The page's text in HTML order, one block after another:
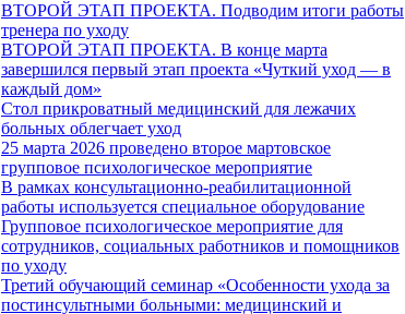
ВТОРОЙ ЭТАП ПРОЕКТА. Подводим итоги работы
тренера по уходу
ВТОРОЙ ЭТАП ПРОЕКТА. В конце марта
завершился первый этап проекта «Чуткий уход — в
каждый дом»
Стол прикроватный медицинский для лежачих
больных облегчает уход
25 марта 2026 проведено второе мартовское
групповое психологическое мероприятие
В рамках консультационно-реабилитационной
работы используется специальное оборудование
Групповое психологическое мероприятие для
сотрудников, социальных работников и помощников
по уходу
Третий обучающий семинар «Особенности ухода за
постинсультными больными: медицинский и